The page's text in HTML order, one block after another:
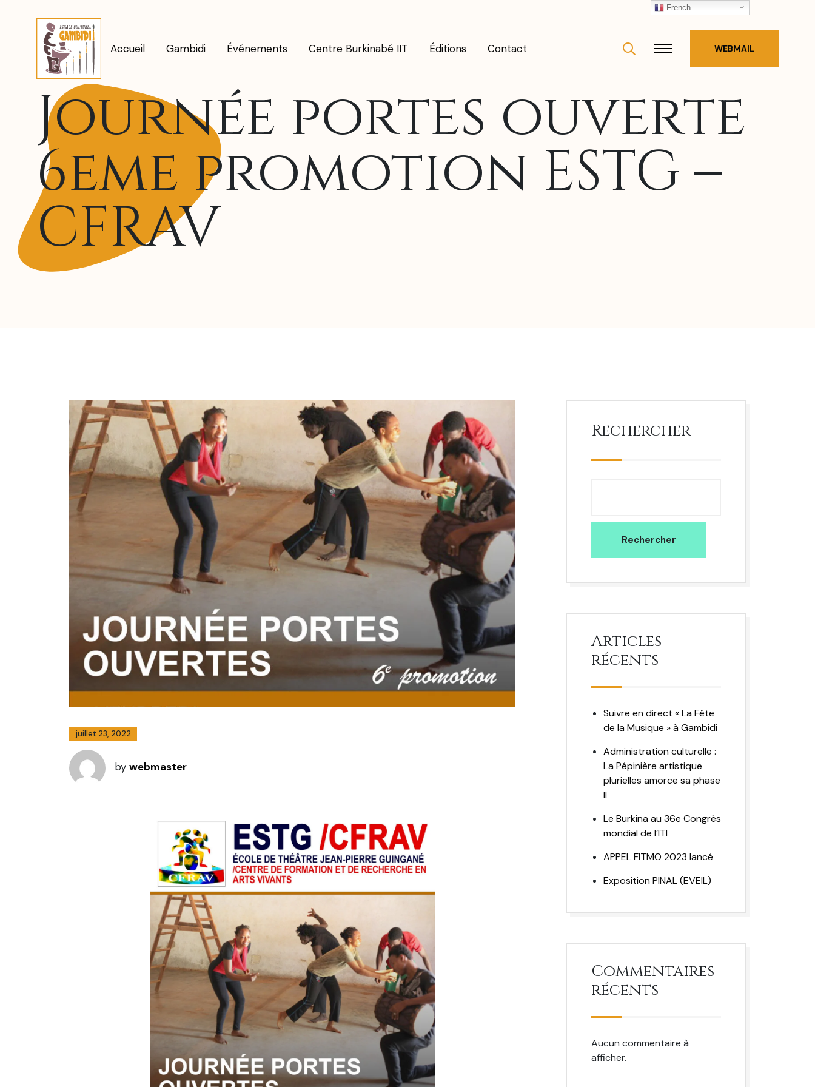
Accueil Gambidi Événements Centre Burkinabé IIT Éditions Contact WEBMAIL
Journée portes ouverte
6eme promotion ESTG –
CFRAV
juillet 23, 2022
by webmaster
Rechercher
Rechercher
Articles
récents
Suivre en direct « La Fête
de la Musique » à Gambidi
Administration culturelle :
La Pépinière artistique
plurielles amorce sa phase
II
Le Burkina au 36e Congrès
mondial de l’ITI
APPEL FITMO 2023 lancé
Exposition PINAL (EVEIL)
Commentaires
récents
Aucun commentaire à
afficher.
French